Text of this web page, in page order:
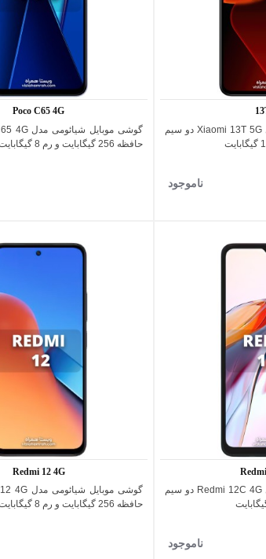
مقایسه
گوشی موبایل شیائومی مدل Xiaomi 13T 5G دو سیم
ناموجود
اضافه به مقایسه
Poco C65 4G
حافظه 256 گیگابایت و رم 8 گیگابایت
مقایسه
گوشی موبایل شیائومی مدل Redmi 12C 4G دو سیم
ناموجود
اضافه به مقایسه
Redmi 12 4G
حافظه 256 گیگابایت و رم 8 گیگابایت